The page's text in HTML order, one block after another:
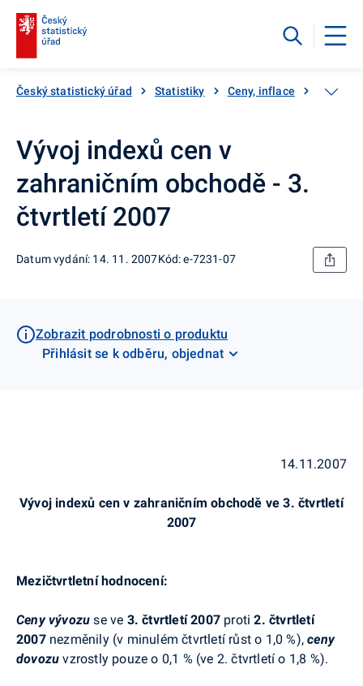
Český statistický úřad Statistiky Ceny, inflace Ceny
Vývoj indexů cen v
zahraničním obchodě - 3.
čtvrtletí 2007
Datum vydání: 14. 11. 2007Kód: e-7231-07
Zobrazit podrobnosti o produktu
Přihlásit se k odběru, objednat
14.11.2007
Vývoj indexů cen v zahraničním obchodě ve 3. čtvrtletí
2007
Mezičtvrtletní hodnocení:
Ceny vývozu se ve 3. čtvrtletí 2007 proti2. čtvrtletí
2007nezměnily (v minulém čtvrtletí růst o 1,0 %),ceny
dovozu vzrostly pouze o 0,1 % (ve 2. čtvrtletí o 1,8 %).